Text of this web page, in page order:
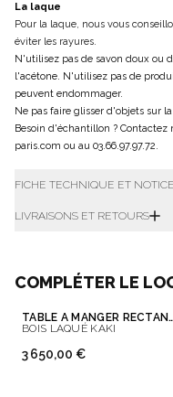
La laque
Pour la laque, nous vous
éviter les rayures.
N'utilisez pas de savon doux ou
l'acétone. N'utilisez pas de
peuvent endommager.
Ne pas faire glisser d'objets sur
Besoin d'échantillon ?
paris.com ou au 03.66.97.97.72.
FICHE TECHNIQUE ET NOTICE
LIVRAISONS ET RETOURS
COMPLÉTER LE
TABLE À MANGER RECTANGULAIRE JOE
BOIS LAQUÉ KAKI
3 650,00 €